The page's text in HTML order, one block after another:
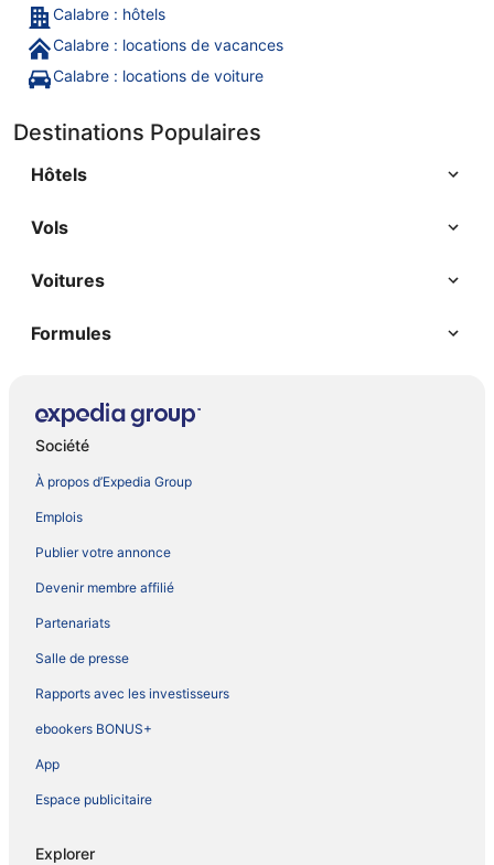
Calabre : hôtels
Calabre : locations de vacances
Calabre : locations de voiture
Destinations Populaires
Hôtels
Vols
Voitures
Formules
Société
À propos d’Expedia Group
Emplois
Publier votre annonce
Devenir membre affilié
Partenariats
Salle de presse
Rapports avec les investisseurs
ebookers BONUS+
App
Espace publicitaire
Explorer